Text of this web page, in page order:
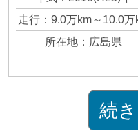
走行：9.0万km～10.0万
所在地：広島県
続